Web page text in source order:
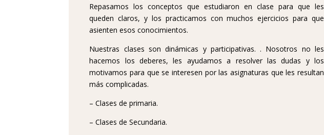
Repasamos los conceptos que estudiaron en clase para que les
queden claros, y los practicamos con muchos ejercicios para que
asienten esos conocimientos.
Nuestras clases son dinámicas y participativas. . Nosotros no les
hacemos los deberes, les ayudamos a resolver las dudas y los
motivamos para que se interesen por las asignaturas que les resultan
más complicadas.
– Clases de primaria.
– Clases de Secundaria.